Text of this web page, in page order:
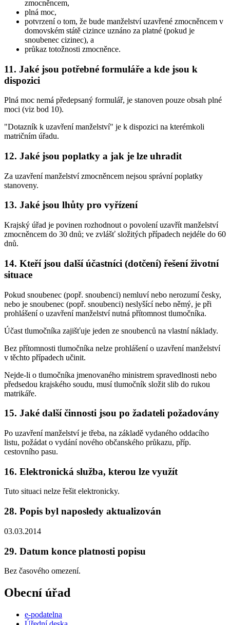
zmocněncem,
plná moc,
potvrzení o tom, že bude manželství uzavřené zmocněncem v
domovském státě cizince uznáno za platné (pokud je
snoubenec cizinec), a
průkaz totožnosti zmocněnce.
11. Jaké jsou potřebné formuláře a kde jsou k
dispozici
Plná moc nemá předepsaný formulář, je stanoven pouze obsah plné
moci (viz bod 10).
"Dotazník k uzavření manželství" je k dispozici na kterémkoli
matričním úřadu.
12. Jaké jsou poplatky a jak je lze uhradit
Za uzavření manželství zmocněncem nejsou správní poplatky
stanoveny.
13. Jaké jsou lhůty pro vyřízení
Krajský úřad je povinen rozhodnout o povolení uzavřít manželství
zmocněncem do 30 dnů; ve zvlášť složitých případech nejdéle do 60
dnů.
14. Kteří jsou další účastníci (dotčení) řešení životní
situace
Pokud snoubenec (popř. snoubenci) nemluví nebo nerozumí česky,
nebo je snoubenec (popř. snoubenci) neslyšící nebo němý, je při
prohlášení o uzavření manželství nutná přítomnost tlumočníka.
Účast tlumočníka zajišťuje jeden ze snoubenců na vlastní náklady.
Bez přítomnosti tlumočníka nelze prohlášení o uzavření manželství
v těchto případech učinit.
Nejde-li o tlumočníka jmenovaného ministrem spravedlnosti nebo
předsedou krajského soudu, musí tlumočník složit slib do rukou
matrikáře.
15. Jaké další činnosti jsou po žadateli požadovány
Po uzavření manželství je třeba, na základě vydaného oddacího
listu, požádat o vydání nového občanského průkazu, příp.
cestovního pasu.
16. Elektronická služba, kterou lze využít
Tuto situaci nelze řešit elektronicky.
28. Popis byl naposledy aktualizován
03.03.2014
29. Datum konce platnosti popisu
Bez časového omezení.
Obecní úřad
e-podatelna